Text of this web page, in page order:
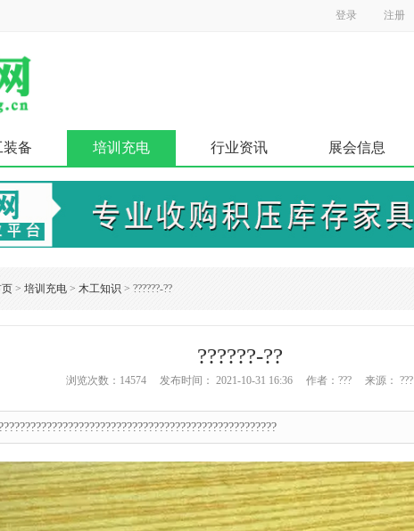
登录 注册
装备 培训充电 行业资讯 展会信息
> 培训充电 > 木工知识 > ??????-??
??????-??
浏览次数：14574 发布时间： 2021-10-31 16:36 作者：??? 来源： ???